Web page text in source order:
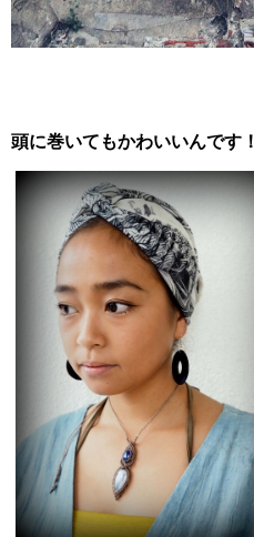
頭に巻いてもかわいいんです！